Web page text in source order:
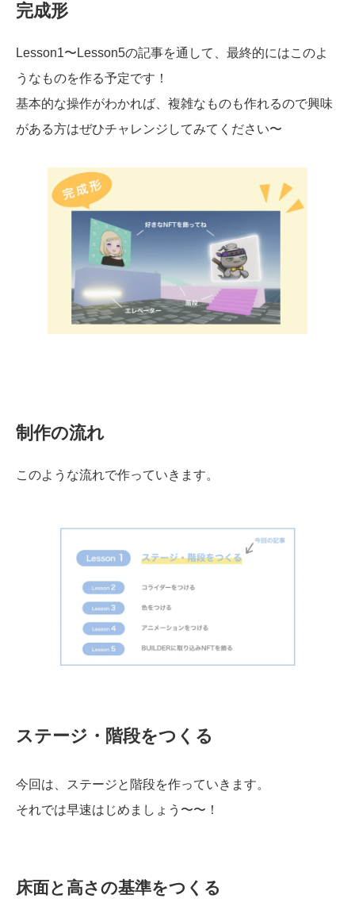
完成形
Lesson1〜Lesson5の記事を通して、最終的にはこのよ
うなものを作る予定です！
基本的な操作がわかれば、複雑なものも作れるので興味
がある方はぜひチャレンジしてみてください〜
制作の流れ
このような流れで作っていきます。
ステージ・階段をつくる
今回は、ステージと階段を作っていきます。
それでは早速はじめましょう〜〜！
床面と高さの基準をつくる